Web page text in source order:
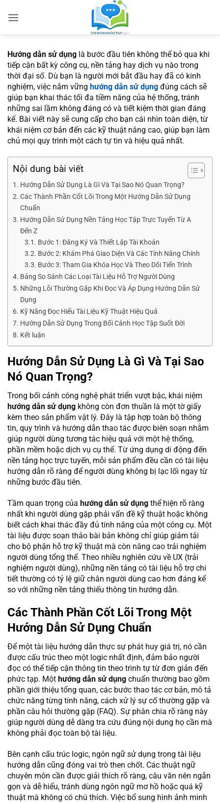
qua
Hướng dẫn sử dụng là bước đầu tiên không thể bỏ qua khi
tiếp cận bất kỳ công cụ, nền tảng hay dịch vụ nào trong
thời đại số. Dù bạn là người mới bắt đầu hay đã có kinh
nghiệm, việc nắm vững hướng dẫn sử dụng đúng cách sẽ
giúp bạn khai thác tối đa tiềm năng của hệ thống, tránh
những sai lầm không đáng có và tiết kiệm thời gian đáng
kể. Bài viết này sẽ cung cấp cho bạn cái nhìn toàn diện, từ
khái niệm cơ bản đến các kỹ thuật nâng cao, giúp bạn làm
chủ mọi quy trình một cách tự tin và hiệu quả nhất.
Nội dung bài viết
Hướng Dẫn Sử Dụng Là Gì Và Tại Sao Nó Quan Trọng?
Các Thành Phần Cốt Lõi Trong Một Hướng Dẫn Sử Dụng
Chuẩn
Hướng Dẫn Sử Dụng Nền Tảng Học Tập Trực Tuyến Từ A
Đến Z
Bước 1: Đăng Ký Và Thiết Lập Tài Khoản
Bước 2: Khám Phá Giao Diện Và Các Tính Năng Chính
Bước 3: Tham Gia Khóa Học Và Theo Dõi Tiến Trình
Bảng So Sánh Các Loại Tài Liệu Hỗ Trợ Người Dùng
Những Lỗi Thường Gặp Khi Đọc Và Áp Dụng Hướng Dẫn Sử
Dụng
Kỹ Năng Đọc Hiểu Tài Liệu Kỹ Thuật Hiệu Quả
Hướng Dẫn Sử Dụng Trong Bối Cảnh Học Tập Suốt Đời
Kết luận
Hướng Dẫn Sử Dụng Là Gì Và Tại Sao
Nó Quan Trọng?
Trong bối cảnh công nghệ phát triển vượt bậc, khái niệm
hướng dẫn sử dụng không còn đơn thuần là một tờ giấy
kèm theo sản phẩm vật lý. Đây là tập hợp toàn bộ thông
tin, quy trình và hướng dẫn thao tác được biên soạn nhằm
giúp người dùng tương tác hiệu quả với một hệ thống,
phần mềm hoặc dịch vụ cụ thể. Từ ứng dụng di động đến
nền tảng học trực tuyến, mỗi sản phẩm đều cần có tài liệu
hướng dẫn rõ ràng để người dùng không bị lạc lối ngay từ
những bước đầu tiên.
Tầm quan trọng của hướng dẫn sử dụng thể hiện rõ ràng
nhất khi người dùng gặp phải vấn đề kỹ thuật hoặc không
biết cách khai thác đầy đủ tính năng của một công cụ. Một
tài liệu được soạn thảo bài bản không chỉ giúp giảm tải
cho bộ phận hỗ trợ kỹ thuật mà còn nâng cao trải nghiệm
người dùng tổng thể. Theo nhiều nghiên cứu về UX (trải
nghiệm người dùng), những nền tảng có tài liệu hỗ trợ chi
tiết thường có tỷ lệ giữ chân người dùng cao hơn đáng kể
so với những nền tảng thiếu thông tin hướng dẫn.
Các Thành Phần Cốt Lõi Trong Một
Hướng Dẫn Sử Dụng Chuẩn
Để một tài liệu hướng dẫn thực sự phát huy giá trị, nó cần
được cấu trúc theo một logic nhất định, đảm bảo người
đọc có thể tiếp cận thông tin theo trình tự từ đơn giản đến
phức tạp. Một hướng dẫn sử dụng chuẩn thường bao gồm
phần giới thiệu tổng quan, các bước thao tác cơ bản, mô tả
chức năng từng tính năng, cách xử lý sự cố thường gặp và
phần câu hỏi thường gặp (FAQ). Sự phân chia rõ ràng này
giúp người dùng dễ dàng tra cứu đúng nội dung họ cần mà
không phải đọc toàn bộ tài liệu.
Bên cạnh cấu trúc logic, ngôn ngữ sử dụng trong tài liệu
hướng dẫn cũng đóng vai trò then chốt. Các thuật ngữ
chuyên môn cần được giải thích rõ ràng, câu văn nên ngắn
gọn và dễ hiểu, tránh dùng ngôn ngữ mơ hồ hoặc quá kỹ
thuật mà không có chú thích. Việc bổ sung hình ảnh minh